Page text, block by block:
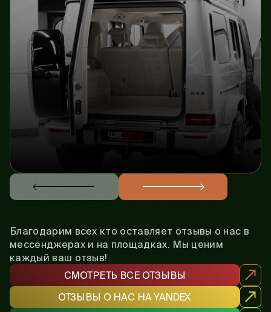
Благодарим всех кто оставляет отзывы о нас в
мессенджерах и на площадках. Мы ценим
каждый ваш отзыв!
СМОТРЕТЬ ВСЕ ОТЗЫВЫ
ОТЗЫВЫ О НАС НА YANDEX